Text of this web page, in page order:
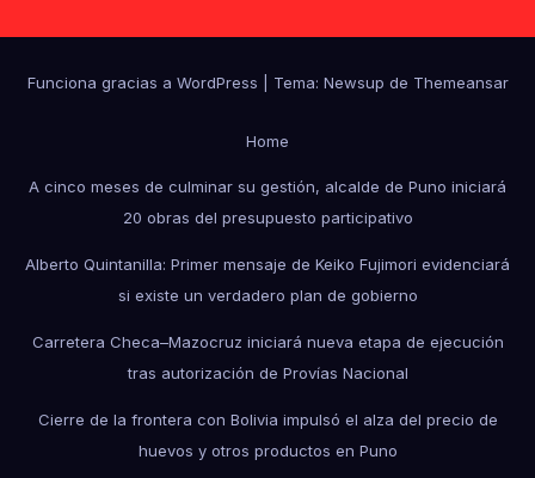
Funciona gracias a WordPress Tema: Newsup de Themeansar
Home
A cinco meses de culminar su gestión, alcalde de Puno iniciará
20 obras del presupuesto participativo
Alberto Quintanilla: Primer mensaje de Keiko Fujimori evidenciará
si existe un verdadero plan de gobierno
Carretera Checa–Mazocruz iniciará nueva etapa de ejecución
tras autorización de Provías Nacional
Cierre de la frontera con Bolivia impulsó el alza del precio de
huevos y otros productos en Puno